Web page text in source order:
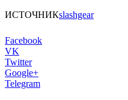
ИСТОЧНИКslashgear
Facebook
VK
Twitter
Google+
Telegram